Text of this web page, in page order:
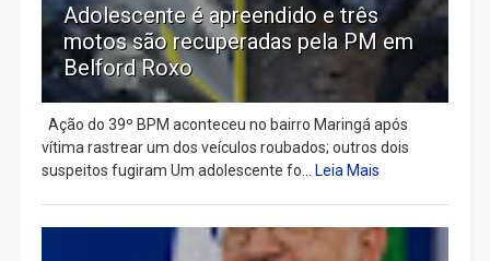
Adolescente é apreendido e três
motos são recuperadas pela PM em
Belford Roxo
Ação do 39º BPM aconteceu no bairro Maringá após
vítima rastrear um dos veículos roubados; outros dois
suspeitos fugiram Um adolescente fo...
Leia Mais